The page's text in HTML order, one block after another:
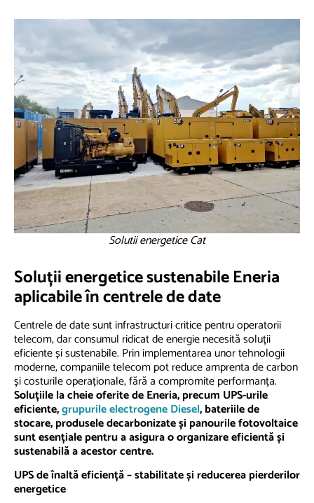
Solutii energetice Cat
Soluții energetice sustenabile Eneria
aplicabile în centrele de date
Centrele de date sunt infrastructuri critice pentru operatorii
telecom, dar consumul ridicat de energie necesită soluții
eficiente și sustenabile. Prin implementarea unor tehnologii
moderne, companiile telecom pot reduce amprenta de carbon
și costurile operaționale, fără a compromite performanța.
Soluțiile la cheie oferite de Eneria, precum UPS-urile
eficiente,grupurile electrogene Diesel, bateriile de
stocare, produsele decarbonizate și panourile fotovoltaice
sunt esențiale pentru a asigura o organizare eficientă și
sustenabilă a acestor centre.
UPS de înaltă eficiență – stabilitate și reducerea pierderilor
energetice